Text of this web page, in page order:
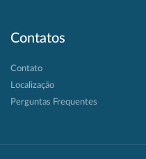
Contatos
Contato
Localização
Perguntas Frequentes